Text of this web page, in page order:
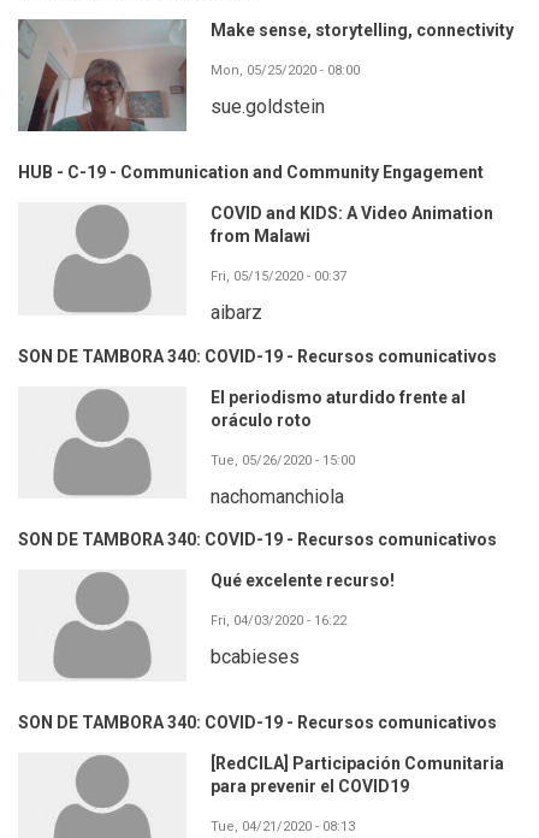
Make sense, storytelling, connectivity
Mon, 05/25/2020 - 08:00
sue.goldstein
HUB - C-19 - Communication and Community Engagement
COVID and KIDS: A Video Animation
from Malawi
Fri, 05/15/2020 - 00:37
aibarz
SON DE TAMBORA 340: COVID-19 - Recursos comunicativos
El periodismo aturdido frente al
oráculo roto
Tue, 05/26/2020 - 15:00
nachomanchiola
SON DE TAMBORA 340: COVID-19 - Recursos comunicativos
Qué excelente recurso!
Fri, 04/03/2020 - 16:22
bcabieses
SON DE TAMBORA 340: COVID-19 - Recursos comunicativos
[RedCILA] Participación Comunitaria
para prevenir el COVID19
Tue, 04/21/2020 - 08:13